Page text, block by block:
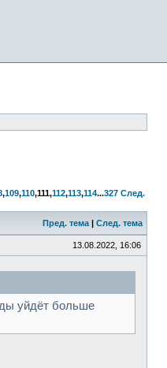
,109,110,111,112,113,114...327 След.
Пред. тема | След. тема
13.08.2022, 16:06
уйдёт больше